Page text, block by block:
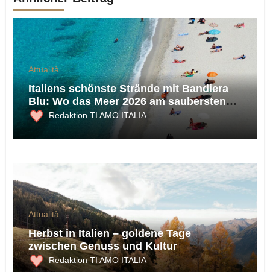
Attualità
Italiens schönste Strände mit Bandiera
Blu: Wo das Meer 2026 am saubersten
ist
Redaktion TI AMO ITALIA
Attualità
Herbst in Italien – goldene Tage
zwischen Genuss und Kultur
Redaktion TI AMO ITALIA